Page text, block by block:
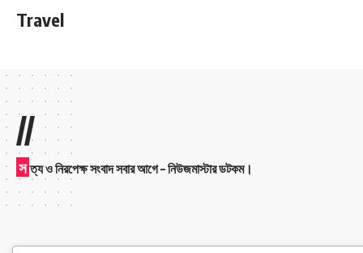
Travel
//
স ত্য ও নিরপেক্ষ সংবাদ সবার আগে – নিউজমাস্টার ডটকম।